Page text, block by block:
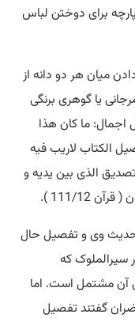
برای دوختن لباس
میان هر دو دانه از
یا گوهری برنگی
اجمال: ما کان هذا
الکتاب لاریب فیه
10 / 37 )… و لکن تصدیق الذی بین یدیه و
12 ).
حدیث وی و تفصیل حال
سیرالملوک که
آن مشتمل است. اما
گفتند تفصیل